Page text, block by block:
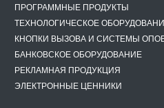
ПРОГРАММНЫЕ ПРОДУКТЫ
ТЕХНОЛОГИЧЕСКОЕ
КНОПКИ ВЫЗОВА И СИСТЕМЫ
БАНКОВСКОЕ ОБОРУДОВАНИЕ
РЕКЛАМНАЯ ПРОДУКЦИЯ
ЭЛЕКТРОННЫЕ ЦЕННИКИ